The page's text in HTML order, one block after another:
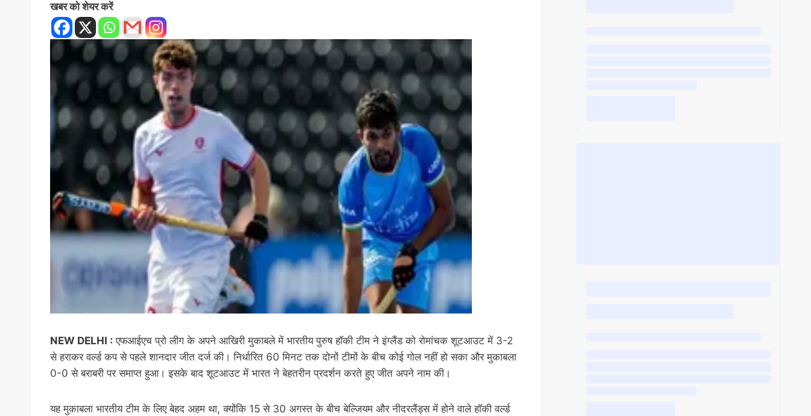
खबर को शेयर करें
NEW DELHI : एफआईएच प्रो लीग के अपने आखिरी मुकाबले में भारतीय पुरुष हॉकी टीम ने इंग्लैंड को रोमांचक शूटआउट में 3-2
से हराकर वर्ल्ड कप से पहले शानदार जीत दर्ज की। निर्धारित 60 मिनट तक दोनों टीमों के बीच कोई गोल नहीं हो सका और मुकाबला
0-0 से बराबरी पर समाप्त हुआ। इसके बाद शूटआउट में भारत ने बेहतरीन प्रदर्शन करते हुए जीत अपने नाम की।
यह मुकाबला भारतीय टीम के लिए बेहद अहम था, क्योंकि 15 से 30 अगस्त के बीच बेल्जियम और नीदरलैंड्स में होने वाले हॉकी वर्ल्ड